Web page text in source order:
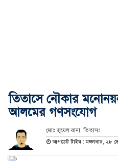
তিতাসে নৌকার মনোনয়ন
আলমের গণসংযোগ
মোঃ জুয়েল রানা, তিতাসঃ
আপডেট টাইম : মঙ্গলবার, ২৮